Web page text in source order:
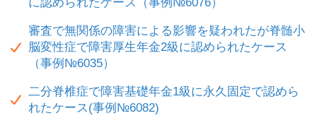
審査で無関係の障害による影響を疑われたが脊髄小
脳変性症で障害厚生年金2級に認められたケース
（事例№6035）
二分脊椎症で障害基礎年金1級に永久固定で認めら
れたケース(事例№6082)